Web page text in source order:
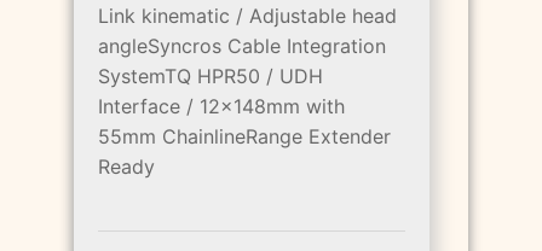
Link kinematic / Adjustable head
angleSyncros Cable Integration
SystemTQ HPR50 / UDH
Interface / 12x148mm with
55mm ChainlineRange Extender
Ready